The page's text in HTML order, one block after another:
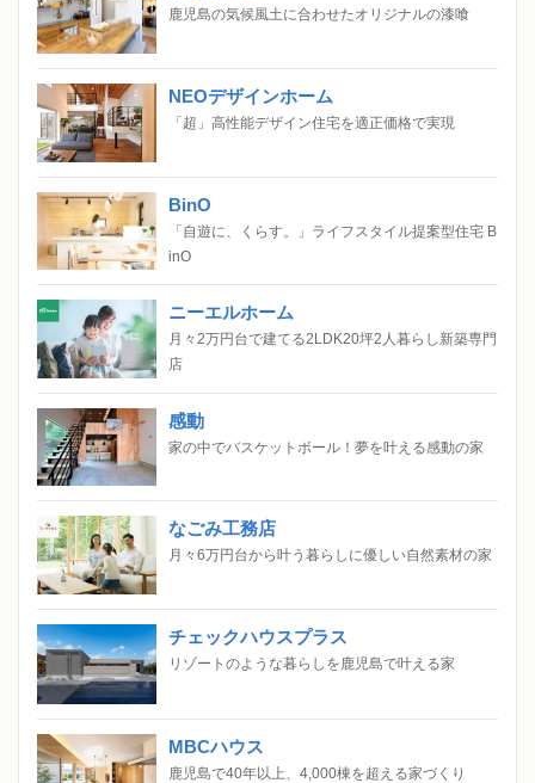
鹿児島の気候風土に合わせたオリジナルの漆喰
NEOデザインホーム
「超」高性能デザイン住宅を適正価格で実現
BinO
「自遊に、くらす。」ライフスタイル提案型住宅 B
inO
ニーエルホーム
月々2万円台で建てる2LDK20坪2人暮らし新築専門
店
感動
家の中でバスケットボール！夢を叶える感動の家
なごみ工務店
月々6万円台から叶う暮らしに優しい自然素材の家
チェックハウスプラス
リゾートのような暮らしを鹿児島で叶える家
MBCハウス
鹿児島で40年以上、4,000棟を超える家づくり